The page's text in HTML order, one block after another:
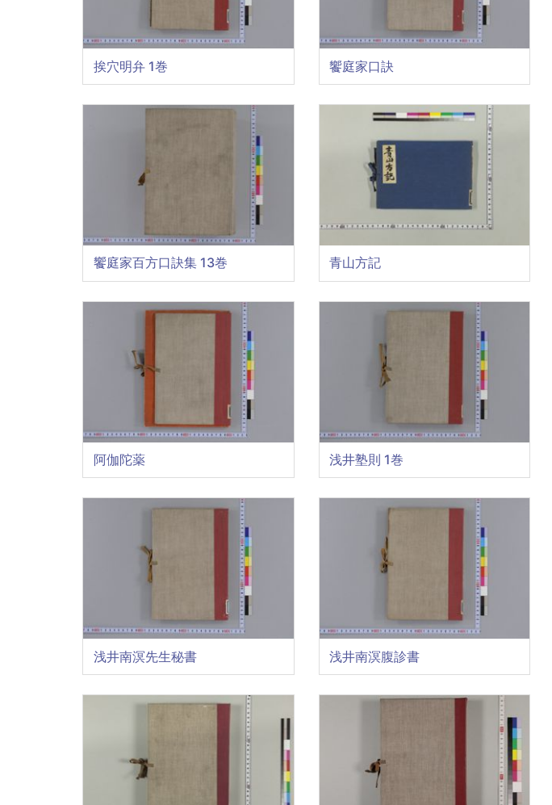
挨穴明弁 1巻 饗庭家口訣
饗庭家百方口訣集 13巻 青山方記
阿伽陀薬 浅井塾則 1巻
浅井南溟先生秘書 浅井南溟腹診書